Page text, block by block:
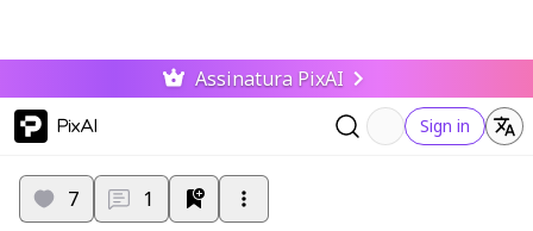
Assinatura PixAI
PixAI Sign in
7 1